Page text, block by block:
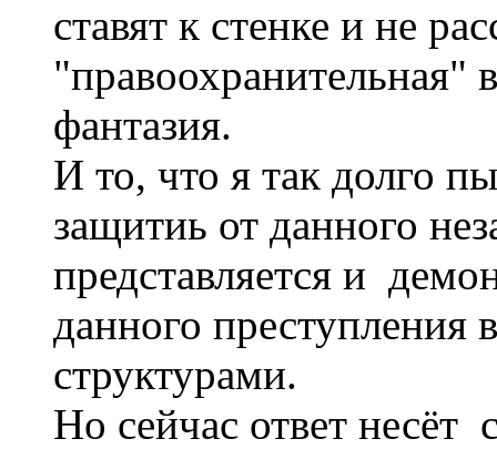
ставят к стенке и не
"правоохранительная"
фантазия.
И то, что я так долго
защитиь от данного
представляется и
данного преступления
структурами.
Но сейчас ответ несёт